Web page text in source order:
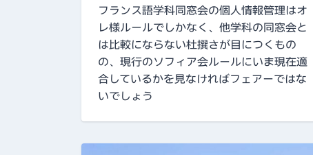
フランス語学科同窓会の個人情報管理はオ
レ様ルールでしかなく、他学科の同窓会と
は比較にならない杜撰さが目につくもの
の、現行のソフィア会ルールにいま現在適
合しているかを見なければフェアーではな
いでしょう